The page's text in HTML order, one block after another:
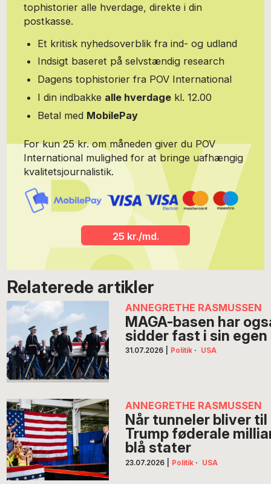
tophistorier alle hverdage, direkte i din
postkasse.
Et kritisk nyhedsoverblik fra ind- og udland
Indsigt baseret på selvstændig research
Dagens tophistorier fra POV International
I din indbakke alle hverdage kl. 12.00
Betal med MobilePay
For kun 25 kr. om måneden giver du POV
International mulighed for at bringe uafhængig
kvalitetsjournalistik.
25 kr./md.
Relaterede artikler
ANNEGRETHE RASMUSSEN
MAGA-basen har
sidder fast i sin
31.07.2026 Politik · USA
ANNEGRETHE RASMUSSEN
Når tunneler bliver
Trump føderale
blå stater
23.07.2026 Politik · USA